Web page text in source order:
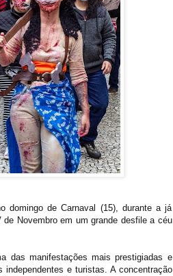
domingo de Carnaval (15), durante a já
Novembro em um grande desfile a céu
das manifestações mais prestigiadas e
e turistas. A concentração